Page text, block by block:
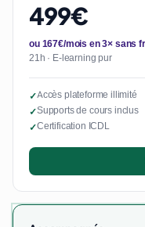
499€
ou 167€/mois en 3× sans
21h · E-learning pur
✓Accès plateforme illimité
✓Supports de cours inclus
✓Certification ICDL